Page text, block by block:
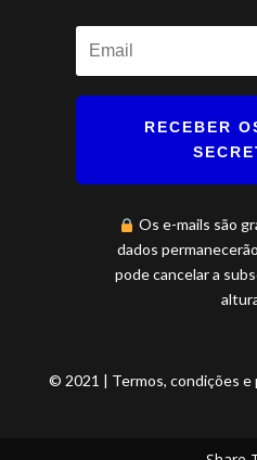
RECEBER
Os e-mails são
dados
pode cancelar a
© 2021 | Termos, condições e